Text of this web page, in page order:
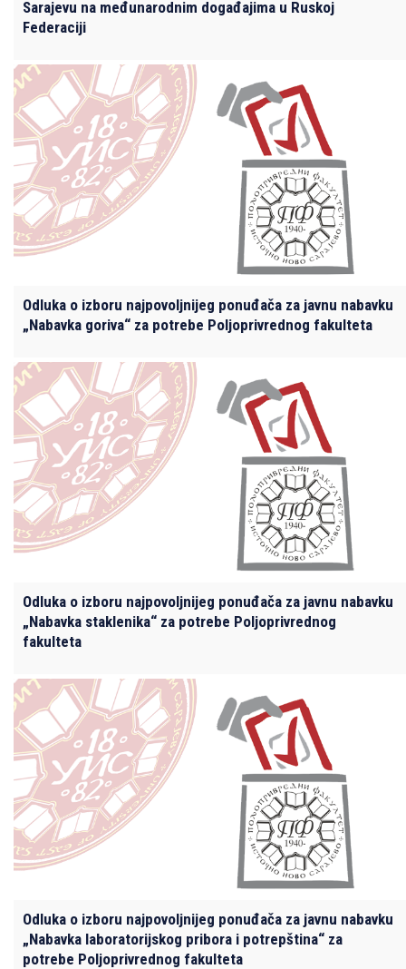
Sarajevu na međunarodnim događajima u Ruskoj
Federaciji
Odluka o izboru najpovoljnijeg ponuđača za javnu nabavku
„Nabavka goriva“ za potrebe Poljoprivrednog fakulteta
Odluka o izboru najpovoljnijeg ponuđača za javnu nabavku
„Nabavka staklenika“ za potrebe Poljoprivrednog
fakulteta
Odluka o izboru najpovoljnijeg ponuđača za javnu nabavku
„Nabavka laboratorijskog pribora i potrepština“ za
potrebe Poljoprivrednog fakulteta